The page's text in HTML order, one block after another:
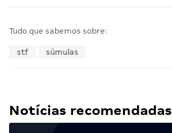
Tudo que sabemos sobre:
stf súmulas
Notícias recomendadas